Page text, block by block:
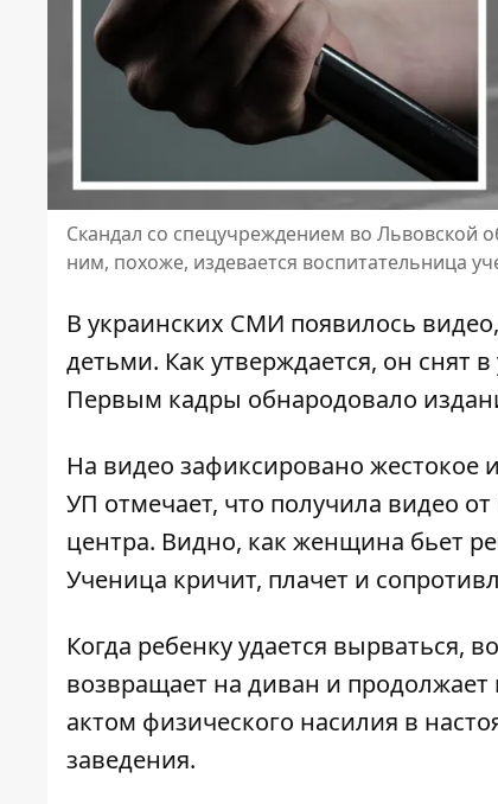
Скандал со спецучреждением во Львовской
ним, похоже, издевается воспитательница
В украинских СМИ появилось
детьми. Как утверждается, он снят в
Первым кадры обнародовало
На видео зафиксировано жестокое
УП отмечает, что получила видео
центра. Видно, как женщина бьет
Ученица кричит, плачет и
Когда ребенку удается вырваться,
возвращает на диван и продолжает
актом физического насилия в
заведения.